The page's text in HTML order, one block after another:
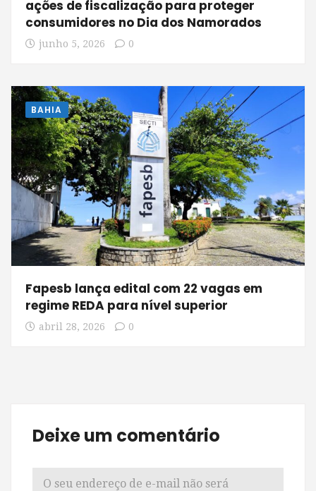
ações de fiscalização para proteger
consumidores no Dia dos Namorados
junho 5, 2026 0
BAHIA
Fapesb lança edital com 22 vagas em
regime REDA para nível superior
abril 28, 2026 0
Deixe um comentário
O seu endereço de e-mail não será